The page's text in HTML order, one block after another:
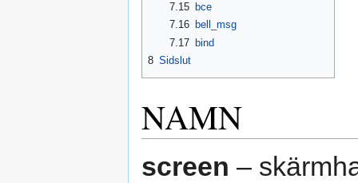
7.15
bce
7.16
bell_msg
7.17 bind
8 Sidslut
NAMN
screen –